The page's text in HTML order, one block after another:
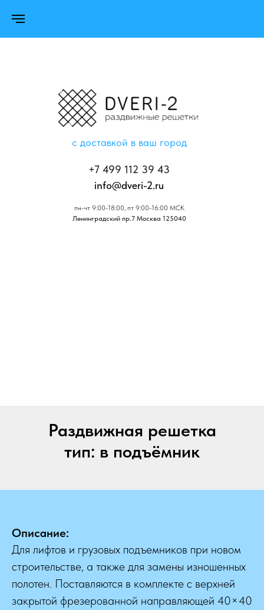
с доставкой в ваш город
+7 499 112 39 43
info@dveri-2.ru
пн-чт 9:00-18:00, пт 9:00-16:00 МСК
Ленинградский пр.7 Москва 125040
Раздвижная решетка
тип: в подъёмник
Описание:
Для лифтов и грузовых подъемников при новом
строительстве, а также для замены изношенных
полотен. Поставляются в комплекте с верхней
закрытой фрезерованной направляющей 40×40